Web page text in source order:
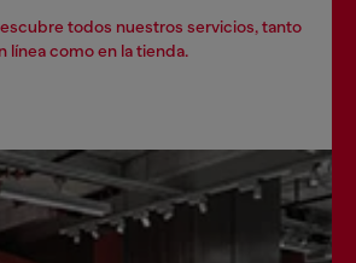
todos nuestros servicios, tanto
línea como en la tienda.